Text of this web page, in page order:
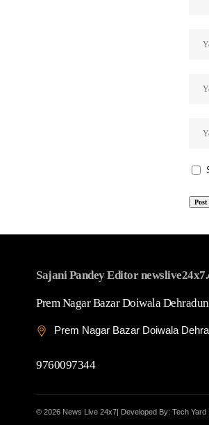
Sajani Pandey Editor
Prem Nagar Bazar Doiwala Dehradun
Prem Nagar Bazar Doiwala
9760097344
© 2026 News Live 24x7| Developed By: Tech Yard